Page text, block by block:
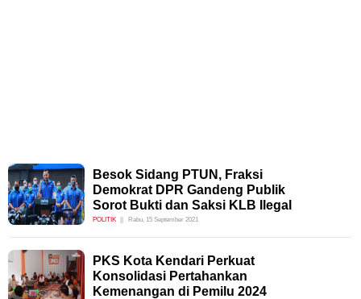
Besok Sidang PTUN, Fraksi
Demokrat DPR Gandeng Publik
Sorot Bukti dan Saksi KLB Ilegal
POLITIK Rabu, 15 September 2021
PKS Kota Kendari Perkuat
Konsolidasi Pertahankan
Kemenangan di Pemilu 2024